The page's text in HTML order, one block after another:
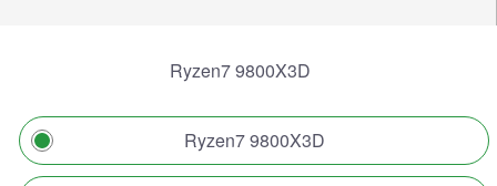
Ryzen7 9800X3D
Ryzen7 9800X3D